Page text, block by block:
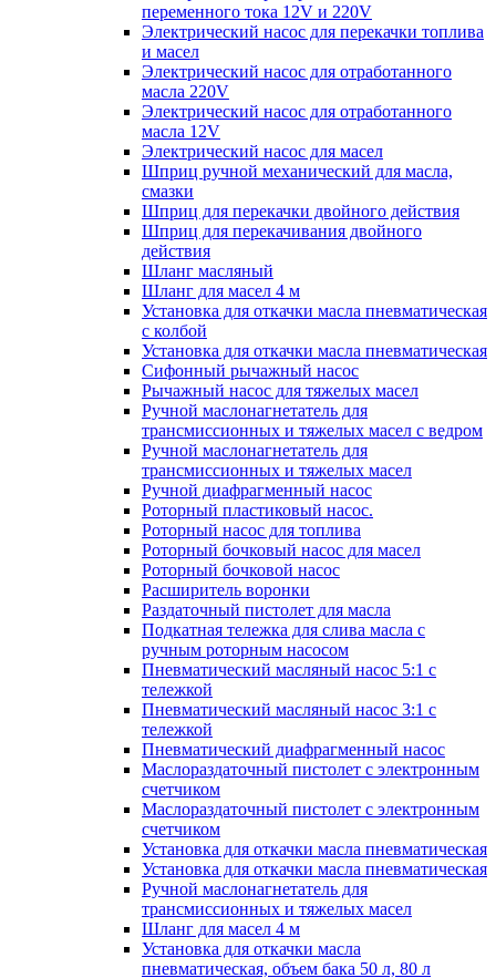
переменного тока 12V и 220V
Электрический насос для перекачки топлива
и масел
Электрический насос для отработанного
масла 220V
Электрический насос для отработанного
масла 12V
Электрический насос для масел
Шприц ручной механический для масла,
смазки
Шприц для перекачки двойного действия
Шприц для перекачивания двойного
действия
Шланг масляный
Шланг для масел 4 м
Установка для откачки масла пневматическая
с колбой
Установка для откачки масла пневматическая
Сифонный рычажный насос
Рычажный насос для тяжелых масел
Ручной маслонагнетатель для
трансмиссионных и тяжелых масел с ведром
Ручной маслонагнетатель для
трансмиссионных и тяжелых масел
Ручной диафрагменный насос
Роторный пластиковый насос.
Роторный насос для топлива
Роторный бочковый насос для масел
Роторный бочковой насос
Расширитель воронки
Раздаточный пистолет для масла
Подкатная тележка для слива масла с
ручным роторным насосом
Пневматический масляный насос 5:1 с
тележкой
Пневматический масляный насос 3:1 с
тележкой
Пневматический диафрагменный насос
Маслораздаточный пистолет с электронным
счетчиком
Маслораздаточный пистолет с электронным
счетчиком
Установка для откачки масла пневматическая
Установка для откачки масла пневматическая
Ручной маслонагнетатель для
трансмиссионных и тяжелых масел
Шланг для масел 4 м
Установка для откачки масла
пневматическая, объем бака 50 л, 80 л